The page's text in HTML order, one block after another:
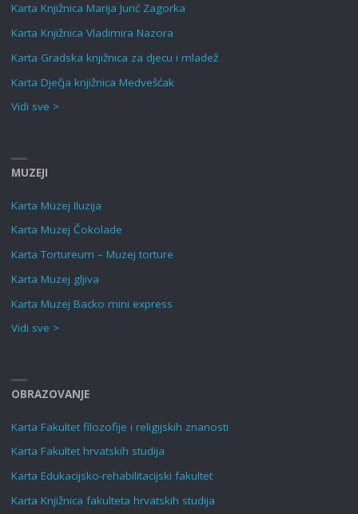
Karta Knjižnica Marija Jurić Zagorka
Karta Knjižnica Vladimira Nazora
Karta Gradska knjižnica za djecu i mladež
Karta Dječja knjižnica Medvešćak
Vidi sve >
MUZEJI
Karta Muzej Iluzija
Karta Muzej Čokolade
Karta Tortureum – Muzej torture
Karta Muzej gljiva
Karta Muzej Backo mini express
Vidi sve >
OBRAZOVANJE
Karta Fakultet filozofije i religijskih znanosti
Karta Fakultet hrvatskih studija
Karta Edukacijsko-rehabilitacijski fakultet
Karta Knjižnica fakulteta hrvatskih studija